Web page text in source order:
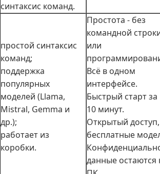
синтаксис команд.
простой синтаксис
команд;
поддержка
популярных
моделей (Llama,
Mistral, Gemma и
др.);
работает из
коробки.
Простота - без
командной
или
Всё в одном
интерфейсе.
Быстрый старт за
10 минут.
Открытый доступ,
бесплатные
данные остаются